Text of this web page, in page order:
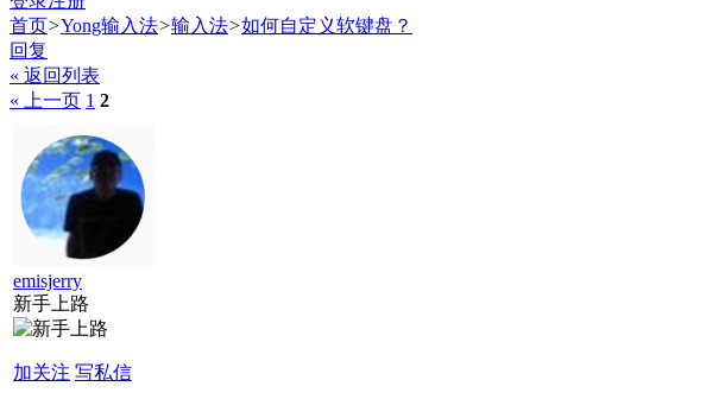
首页>Yong输入法>输入法>如何自定义软键盘？
回复
« 返回列表
« 上一页 1 2
emisjerry
新手上路
加关注 写私信